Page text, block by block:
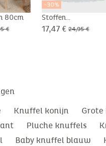
80cm
€
-30%
Stoffen
activiteitenboek -
17,47 € 24,95 €
Knuffel konijn
Pluche knuffels
Baby knuffel blauw